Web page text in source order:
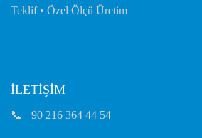
Teklif • Özel Ölçü Üretim
İLETİŞİM
📞 +90 216 364 44 54